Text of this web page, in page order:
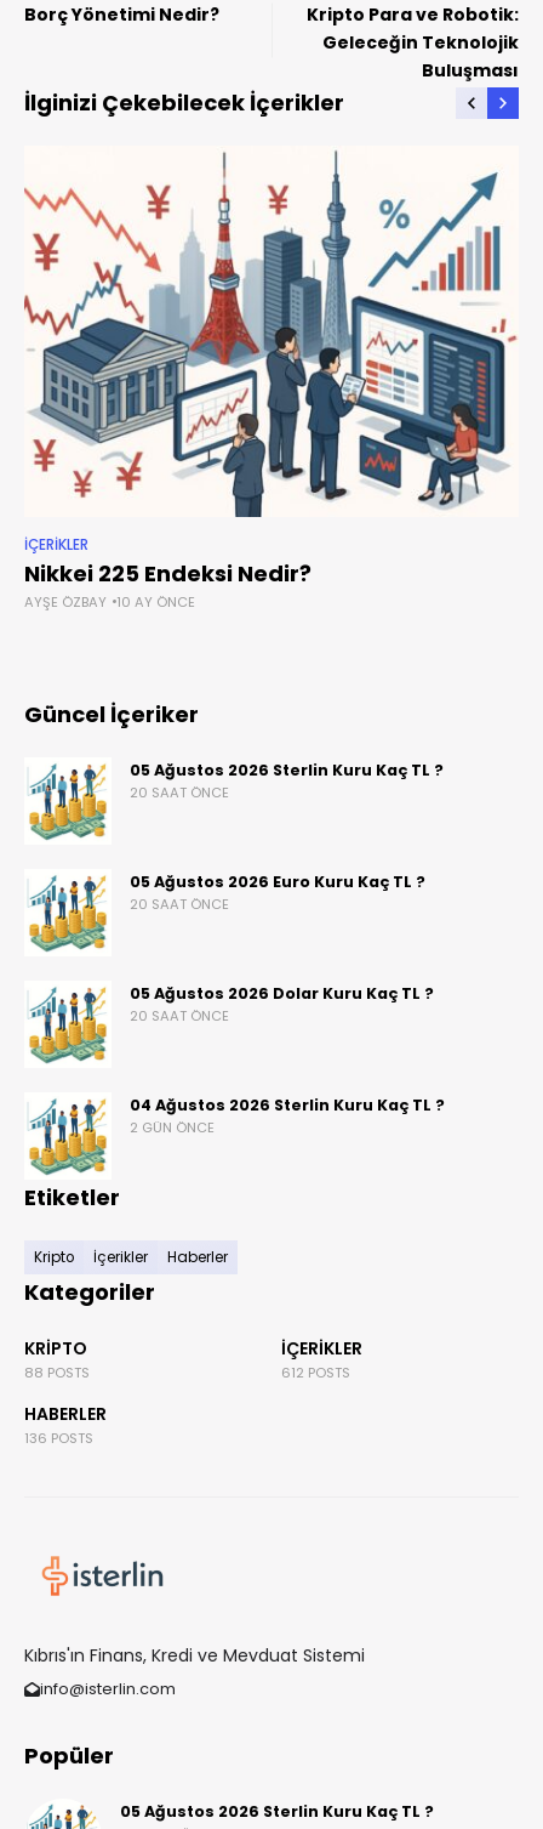
Borç Yönetimi Nedir?
Kripto Para ve Robotik:
Geleceğin Teknolojik
Buluşması
İlginizi Çekebilecek İçerikler
İÇERIKLER
Nikkei 225 Endeksi Nedir?
AYŞE ÖZBAY 10 AY ÖNCE
Güncel İçeriker
05 Ağustos 2026 Sterlin Kuru Kaç TL ?
20 SAAT ÖNCE
05 Ağustos 2026 Euro Kuru Kaç TL ?
20 SAAT ÖNCE
05 Ağustos 2026 Dolar Kuru Kaç TL ?
20 SAAT ÖNCE
04 Ağustos 2026 Sterlin Kuru Kaç TL ?
2 GÜN ÖNCE
Etiketler
Kripto İçerikler Haberler
Kategoriler
KRIPTO
88 POSTS
İÇERIKLER
612 POSTS
HABERLER
136 POSTS
Kıbrıs'ın Finans, Kredi ve Mevduat Sistemi
info@isterlin.com
Popüler
05 Ağustos 2026 Sterlin Kuru Kaç TL ?